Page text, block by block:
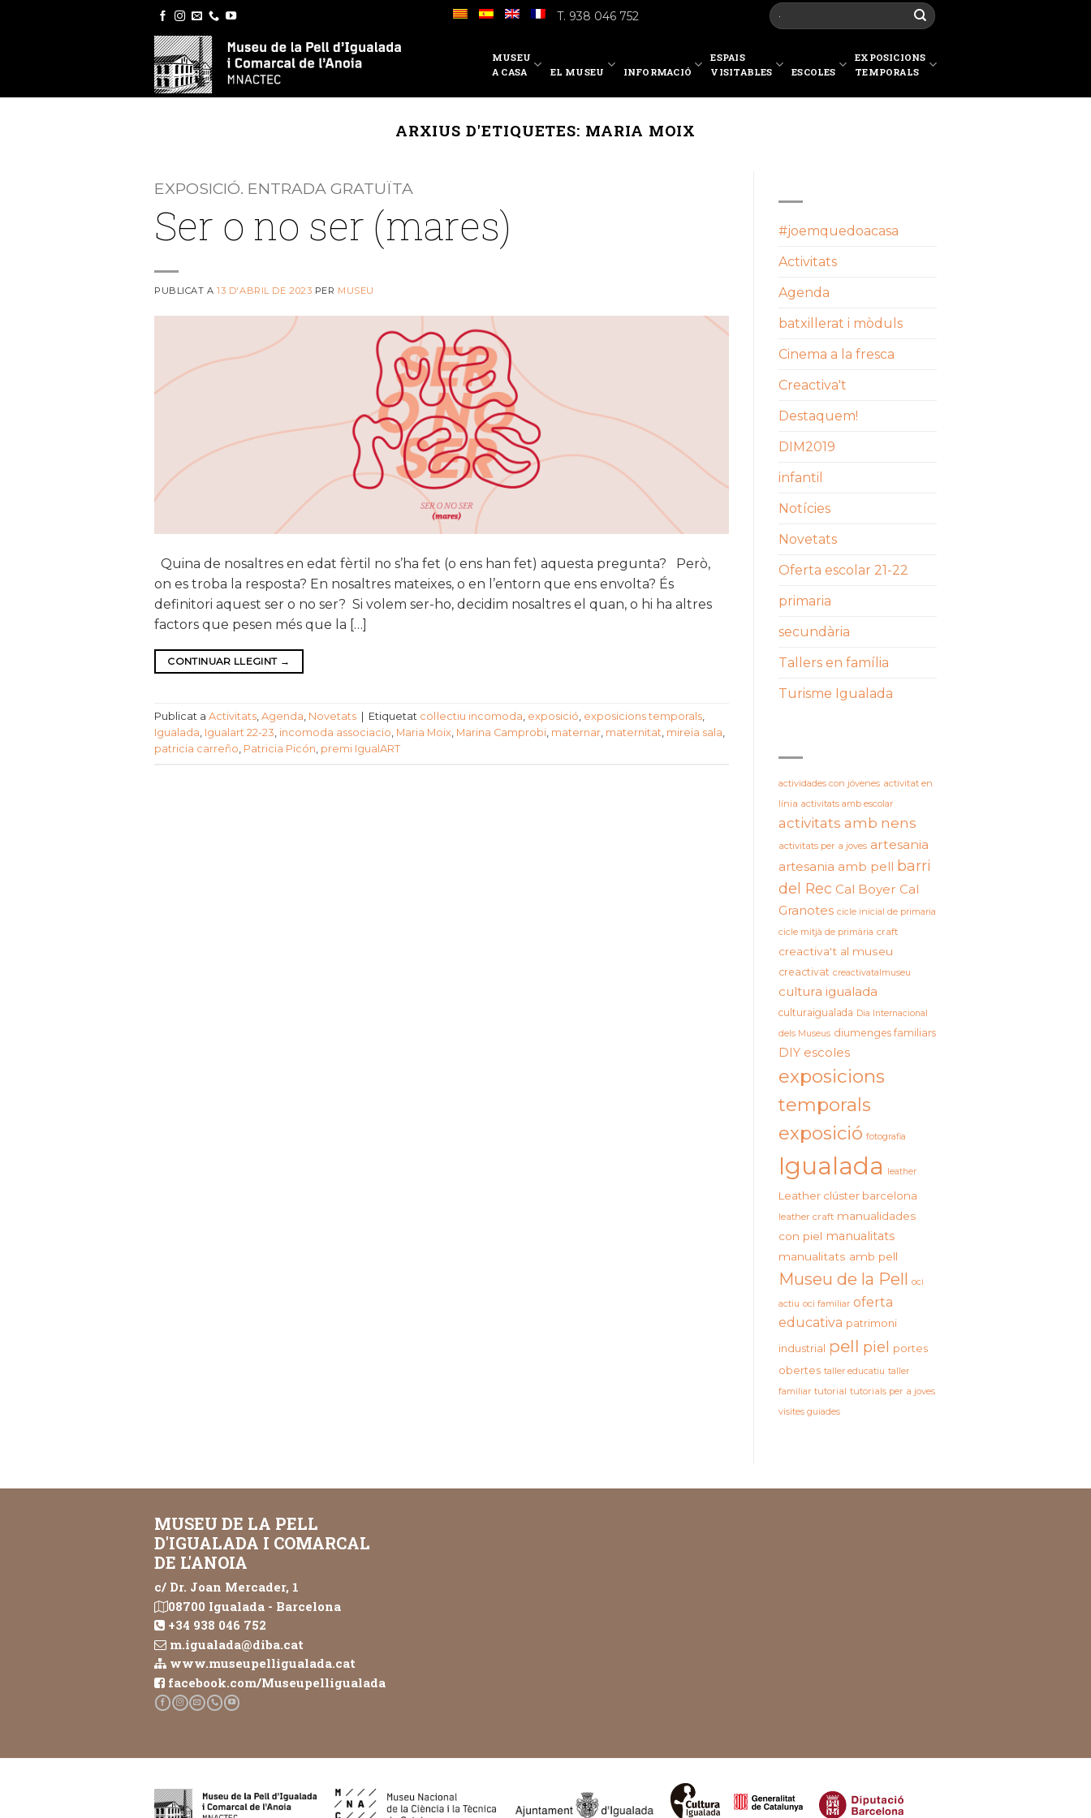
T. 938 046 752
MUSEU
A CASA
EL MUSEU INFORMACIÓ
ESPAIS
VISITABLES
ESCOLES
EXPOSICIONS
TEMPORALS
ARXIUS D'ETIQUETES: MARIA MOIX
EXPOSICIÓ. ENTRADA GRATUÏTA
Ser o no ser (mares)
PUBLICAT A13 D'ABRIL DE 2023 PER MUSEU
Quina de nosaltres en edat fèrtil no s’ha fet (o ens han fet) aquesta pregunta? Però,
on es troba la resposta? En nosaltres mateixes, o en l’entorn que ens envolta? És
definitori aquest ser o no ser? Si volem ser-ho, decidim nosaltres el quan, o hi ha altres
factors que pesen més que la […]
CONTINUAR LLEGINT →
Publicat a Activitats Agenda Novetats Etiquetat col·lectiu incomoda exposició exposicions temporals
Igualada Igualart 22-23 incomoda associacio Maria Moix Marina Camprobi maternar maternitat mireia sala
patricia carreño Patricia Picón premi IgualART
#joemquedoacasa
Activitats
Agenda
batxillerat i mòduls
Cinema a la fresca
Creactiva't
Destaquem!
DIM2019
infantil
Notícies
Novetats
Oferta escolar 21-22
primaria
secundària
Tallers en família
Turisme Igualada
actividades con jóvenes activitat en
línia activitats amb escolar
activitats amb nens
activitats per a joves artesania
artesania amb pell barri
del Rec Cal Boyer Cal
Granotes cicle inicial de primaria
cicle mitjà de primària craft
creactiva't al museu
creactivat creactivatalmuseu
cultura igualada
culturaigualada Dia Internacional
dels Museus diumenges familiars
DIY escoles
exposicions
temporals
exposició fotografia
Igualada leather
Leather clúster barcelona
leather craft manualidades
con piel manualitats
manualitats amb pell
Museu de la Pell oci
actiu oci familiar oferta
educativa patrimoni
industrial pell piel
portes
obertes taller educatiu taller
familiar tutorial tutorials per a joves
visites guiades
MUSEU DE LA PELL
D'IGUALADA I COMARCAL
DE L'ANOIA
c/ Dr. Joan Mercader, 1
08700 Igualada - Barcelona
+34 938 046 752
m.igualada@diba.cat
www.museupelligualada.cat
facebook.com/Museupelligualada